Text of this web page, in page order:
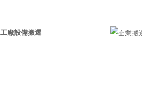
工廠設備搬遷